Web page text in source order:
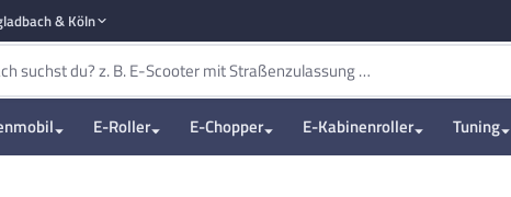
& Köln
E-Roller E-Chopper E-Kabinenroller Tuning